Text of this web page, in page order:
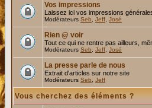
Vos impressions
Laissez ici vos impressions
Modérateurs Seb Jeff José
Rien @ voir
Tout ce qui ne rentre pas ailleurs,
Modérateurs Seb Jeff José
La presse parle de nous
Extrait d'articles sur notre site
Modérateurs Seb Jeff
Vous cherchez des éléments ?